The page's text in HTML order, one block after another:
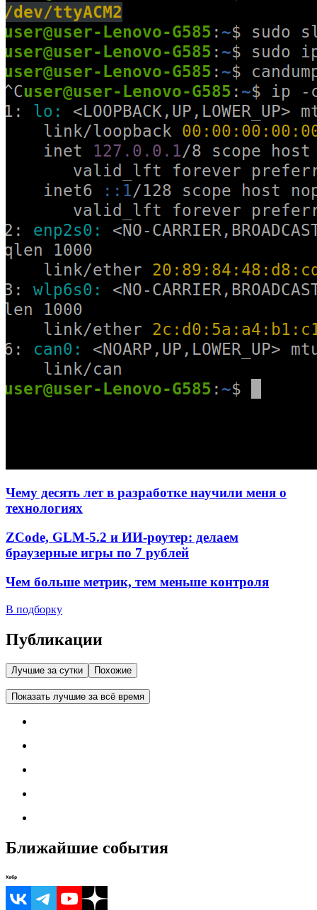
Чему десять лет в разработке научили меня о
технологиях
ZCode, GLM-5.2 и ИИ-роутер: делаем
браузерные игры по 7 рублей
Чем больше метрик, тем меньше контроля
В подборку
Публикации
Лучшие за сутки Похожие
Показать лучшие за всё время
Ближайшие события